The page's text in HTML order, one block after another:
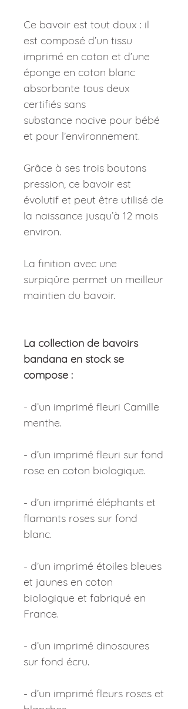
Ce bavoir est tout doux : il
est composé d’un tissu
imprimé en coton et d’une
éponge en coton blanc
absorbante tous deux
certifiés sans
substance nocive pour bébé
et pour l’environnement.
Grâce à ses trois boutons
pression, ce bavoir est
évolutif et peut être utilisé de
la naissance jusqu’à 12 mois
environ.
La finition avec une
surpiqûre permet un meilleur
maintien du bavoir.
La collection de bavoirs
bandana en stock se
compose :
- d’un imprimé fleuri Camille
menthe.
- d’un imprimé fleuri sur fond
rose en coton biologique.
- d’un imprimé éléphants et
flamants roses sur fond
blanc.
- d’un imprimé étoiles bleues
et jaunes en coton
biologique et fabriqué en
France.
- d’un imprimé dinosaures
sur fond écru.
- d’un imprimé fleurs roses et